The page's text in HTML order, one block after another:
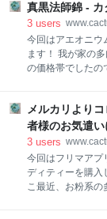
解は！ 『いすずぎ
たか？ 五十鈴で
もつきませんでし
ェネストリアち
っているのでちょ
を始めております
氷砂糖ちゃんをビ
らあまり変化も
『これは根詰まり
ングをしくじり
株自体には変化は
ラチラ顔を覗かせ
長するには親株の
広々したスペ
真黒法師錦 -
3 users
今回はアエオニウ
ます！ 我が家の
の価格帯でしたの
とは思えない位の
う中での出会いで
中にも私の横を諭
た！ 若干自分も
に財布の中身を
私には到底出来ま
メルカリより
者様のお気遣
3 users
今回はフリマアプ
ディティーを購入
こ最近、お粉系の